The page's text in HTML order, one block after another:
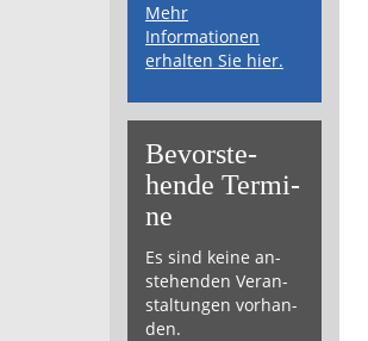
Mehr
Informationen
erhalten Sie hier.
Bevor­ste­
hende Ter­mi­
ne
Es sind keine an­
ste­hen­den Ver­an­
stal­tun­gen vor­han­
den.